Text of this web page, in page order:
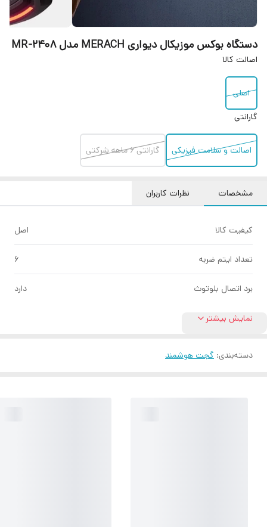
دستگاه بوکس موزیکال دیواری MERACH مدل MR-2408
اصالت کالا
اصلی
گارانتی
اصالت و سلامت فیزیکی گارانتی 6 ماهه شرکتی
مشخصات نظرات کاربران
کیفیت کالا اصل
تعداد ایتم ضربه 6
برد اتصال بلوتوث دارد
نمایش بیشتر
دسته‌بندی: گجت هوشمند